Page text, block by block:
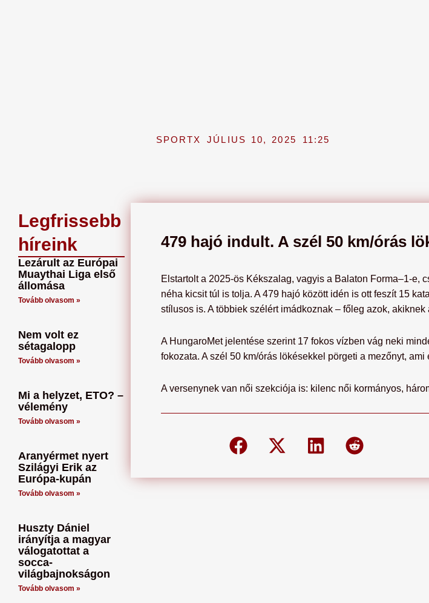
SPORTX JÚLIUS 10, 2025 11:25
Legfrissebb
híreink
Lezárult az Európai
Muaythai Liga első
állomása
Tovább olvasom »
Nem volt ez
sétagalopp
Tovább olvasom »
Mi a helyzet, ETO? –
vélemény
Tovább olvasom »
Aranyérmet nyert
Szilágyi Erik az
Európa-kupán
Tovább olvasom »
Huszty Dániel
irányítja a magyar
válogatottat a
socca-
világbajnokságon
Tovább olvasom »
479 hajó indult. A szél 50 km/órás
Elstartolt a 2025-ös Kékszalag, vagyis a Balaton Forma–1-e,
néha kicsit túl is tolja. A 479 hajó között idén is ott feszít 15
stílusos is. A többiek szélért imádkoznak – főleg azok,
A HungaroMet jelentése szerint 17 fokos vízben vág neki
fokozata. A szél 50 km/órás lökésekkel pörgeti a mezőnyt,
A versenynek van női szekciója is: kilenc női kormányos,